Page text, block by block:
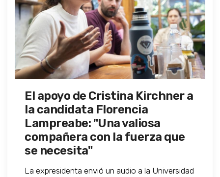
El apoyo de Cristina Kirchner a
la candidata Florencia
Lampreabe: "Una valiosa
compañera con la fuerza que
se necesita"
La expresidenta envió un audio a la Universidad